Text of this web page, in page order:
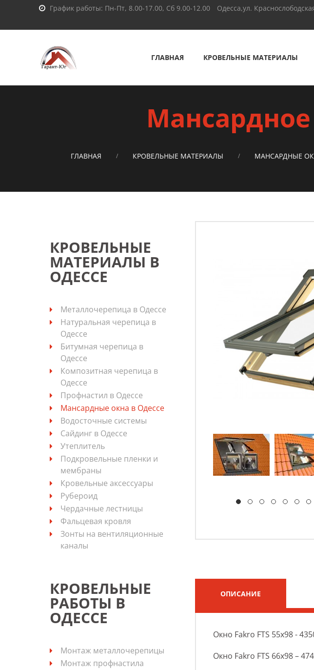
График работы: Пн-Пт, 8.00-17.00, Сб 9.00-12.00 Одесса,ул.
ГЛАВНАЯ КРОВЕЛЬНЫЕ МАТЕРИАЛЫ
Мансардное
ГЛАВНАЯ КРОВЕЛЬНЫЕ МАТЕРИАЛЫ МАНСАРДНЫЕ
ОПИСАНИЕ
Окно Fakro FTS 55х98 -
Окно Fakro FTS 66х98 –
КРОВЕЛЬНЫЕ
МАТЕРИАЛЫ В
ОДЕССЕ
Металлочерепица в Одессе
Натуральная черепица в
Одессе
Битумная черепица в
Одессе
Композитная черепица в
Одессе
Профнастил в Одессе
Мансардные окна в Одессе
Водосточные системы
Сайдинг в Одессе
Утеплитель
Подкровельные пленки и
мембраны
Кровельные аксессуары
Рубероид
Чердачные лестницы
Фальцевая кровля
Зонты на вентиляционные
каналы
КРОВЕЛЬНЫЕ
РАБОТЫ В
ОДЕССЕ
Монтаж металлочерепицы
Монтаж профнастила